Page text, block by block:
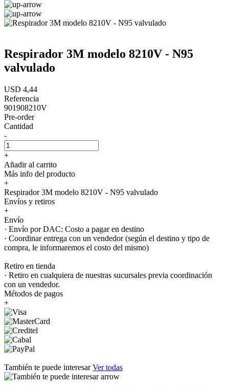
Respirador 3M modelo 8210V - N95
valvulado
USD 4,44
Referencia
901908210V
Pre-order
Cantidad
-
+
Añadir al carrito
Más info del producto
+
Respirador 3M modelo 8210V - N95 valvulado
Envíos y retiros
+
Envío
· Envío por DAC: Costo a pagar en destino
· Coordinar entrega con un vendedor (según el destino y tipo de
compra, le informaremos el costo del mismo)
Retiro en tienda
· Retiro en cualquiera de nuestras sucursales previa coordinación
con un vendedor.
Métodos de pagos
+
También te puede interesarVer todas